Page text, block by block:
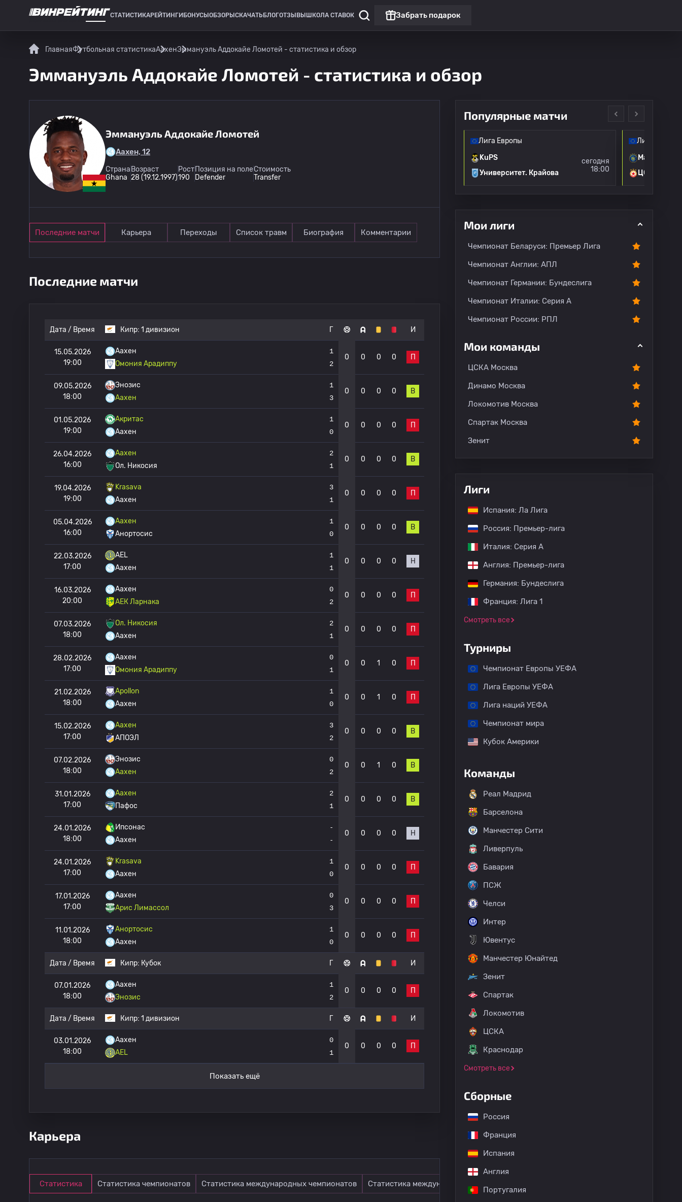
СТАТИСТИКАРЕЙТИНГИ БОНУСЫ ОБЗОРЫ СКАЧАТЬ БЛОГОТЗЫВЫ ШКОЛА СТАВОК Забрать подарок
ГлавнаяФутбольная статистикаАахенЭммануэль Аддокайе Ломотей - статистика и обзор
Эммануэль Аддокайе Ломотей - статистика и обзор
Эммануэль Аддокайе Ломотей
Аахен, 12
Страна
Ghana
Возраст
28 (19.12.1997)
Рост
190
Позиция на поле
Defender
Стоимость
Transfer
Последние матчи Карьера Переходы Список травм Биография Комментарии
Последние матчи
Дата / Время Кипр: 1 дивизион Г И
15.05.2026
19:00
Аахен
Омония Арадиппу
1
2
0 0 0 0 П
09.05.2026
18:00
Энозис
Аахен
1
3
0 0 0 0 В
01.05.2026
19:00
Акритас
Аахен
1
0
0 0 0 0 П
26.04.2026
16:00
Аахен
Ол. Никосия
2
1
0 0 0 0 В
19.04.2026
19:00
Krasava
Аахен
3
1
0 0 0 0 П
05.04.2026
16:00
Аахен
Анортосис
1
0
0 0 0 0 В
22.03.2026
17:00
AEL
Аахен
1
1
0 0 0 0 Н
16.03.2026
20:00
Аахен
АЕК Ларнака
0
2
0 0 0 0 П
07.03.2026
18:00
Ол. Никосия
Аахен
2
1
0 0 0 0 П
28.02.2026
17:00
Аахен
Омония Арадиппу
0
1
0 0 1 0 П
21.02.2026
18:00
Apollon
Аахен
1
0
0 0 1 0 П
15.02.2026
17:00
Аахен
АПОЭЛ
3
2
0 0 0 0 В
07.02.2026
18:00
Энозис
Аахен
0
2
0 0 1 0 В
31.01.2026
17:00
Аахен
Пафос
2
1
0 0 0 0 В
24.01.2026
18:00
Ипсонас
Аахен
-
-
0 0 0 0 Н
24.01.2026
17:00
Krasava
Аахен
1
0
0 0 0 0 П
17.01.2026
17:00
Аахен
Арис Лимассол
0
3
0 0 0 0 П
11.01.2026
18:00
Анортосис
Аахен
1
0
0 0 0 0 П
Дата / Время Кипр: Кубок Г И
07.01.2026
18:00
Аахен
Энозис
1
2
0 0 0 0 П
Дата / Время Кипр: 1 дивизион Г И
03.01.2026
18:00
Аахен
AEL
0
1
0 0 0 0 П
Показать ещё
Карьера
Статистика Статистика чемпионатов Статистика международных чемпионатов Статистика международных матчей
Популярные матчи
Лига Европы
KuPS
Университет. Крайова
сегодня
18:00
Лига Европы
Маккаби
ЦСКА
Мои лиги
Чемпионат Беларуси: Премьер Лига
Чемпионат Англии: АПЛ
Чемпионат Германии: Бундеслига
Чемпионат Италии: Серия А
Чемпионат России: РПЛ
Мои команды
ЦСКА Москва
Динамо Москва
Локомотив Москва
Спартак Москва
Зенит
Лиги
Испания: Ла Лига
Россия: Премьер-лига
Италия: Серия А
Англия: Премьер-лига
Германия: Бундеслига
Франция: Лига 1
Смотреть все
Турниры
Чемпионат Европы УЕФА
Лига Европы УЕФА
Лига наций УЕФА
Чемпионат мира
Кубок Америки
Команды
Реал Мадрид
Барселона
Манчестер Сити
Ливерпуль
Бавария
ПСЖ
Челси
Интер
Ювентус
Манчестер Юнайтед
Зенит
Спартак
Локомотив
ЦСКА
Краснодар
Смотреть все
Сборные
Россия
Франция
Испания
Англия
Португалия